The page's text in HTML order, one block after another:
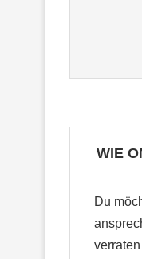
WIE
Du